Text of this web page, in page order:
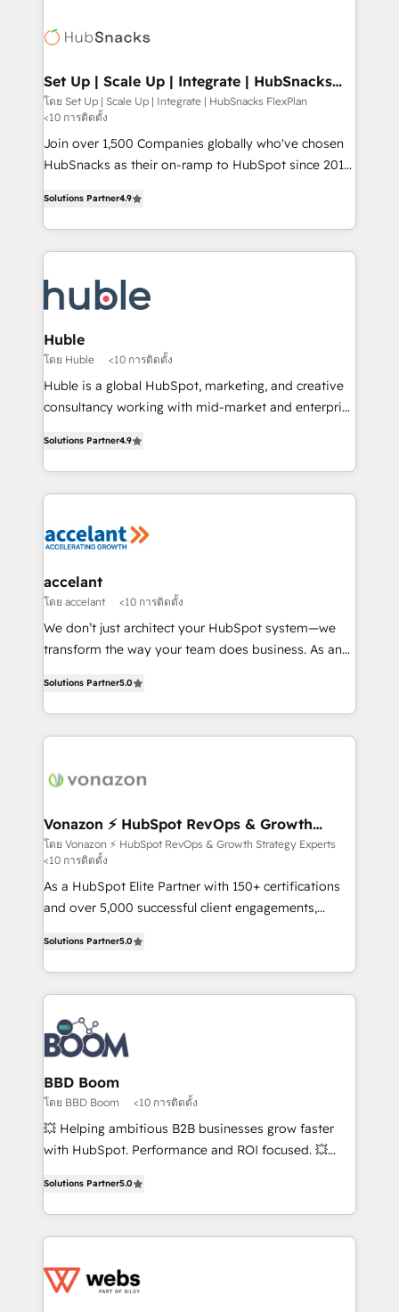
HubSpot COS Performance Award 🏆2014 HubSpot
COS Design Award 🏆2013 HubSpot Marketplace
Partner 📆Founded in 1997
HubSpot development: websites, custom modules,
marketing, advertising, campaigns, content and
design We connect people, data and technology to
improve customer experiences. With our bright
people, exciting ideas and can-do mentality, we
ensure revenue growth on a daily basis. So tell us
team of 100+ experts is ready for you! Driving digital
growth | www.brightdigital.com
Set Up | Scale Up | Integrate | HubSnacks
FlexPlan
โดย Set Up | Scale Up | Integrate | HubSnacks FlexPlan
<10 การติดตั้ง
Join over 1,500 Companies globally who've chosen
HubSnacks as their on-ramp to HubSpot since 2014
1️⃣ Set Up | Onboarding New or Check-fixing existing
HubSpot portals 2️⃣ Scale Up | 100% HubSpot Task
Execution... Global 24/7 ... All Experts 3️⃣ Integrate |
Slash months from your API Integration project... ⬅️
Click "Contact Business" ⬅️ to access 150+ Kickstart
Integration templates that put HubSpot in the center
of your tech stack, syncing... 🛍️ Shopify or
WooCommerce 💲 Stripe or Paypal 💰 Sage or
Netsuite 🤖 Google or Microsoft ✍️ DocuSign or
the rare Advanced "Custom Integrations"
Accreditation, securely sync data across... 🔄 any
new HubSpot portal with Advanced Website and
CRM Migrations using our in-house "HubScrub" Tool.
Solutions Partner4.9
Huble
โดย Huble <10 การติดตั้ง
Huble is a global HubSpot, marketing, and creative
consultancy working with mid-market and enterprise
the strategy, processes, and teams that turn
HubSpot into a genuine growth engine. Named
HubSpot's Global Partner of the Year in 2024,
worldwide, and with over 15 years in the ecosystem,
One company, one operating model, delivering
across offices and consulting teams in the UK, USA,
Canada, Germany, France, Belgium, Singapore, and
South Africa. Certified compliant with ISO/IEC
international offices and 175+ employees.
Solutions Partner4.9
accelant
โดย accelant <10 การติดตั้ง
We don’t just architect your HubSpot system—we
transform the way your team does business. As an
creating tailored, end-to-end CRM solutions that
accelerate growth, improve operational efficiency,
and ensure faster time to value on HubSpot. What
day one, our team takes the time to deeply
strategies that deliver impactful results. Our mission
is to empower you to unlock HubSpot’s full potential
—faster. Through expert training, unmatched
responsiveness, and ongoing support, we equip
your team to adopt new systems with confidence
customer engagement.
Solutions Partner5.0
Vonazon ⚡ HubSpot RevOps & Growth
Strategy Experts
โดย Vonazon ⚡ HubSpot RevOps & Growth Strategy Experts
<10 การติดตั้ง
As a HubSpot Elite Partner with 150+ certifications
and over 5,000 successful client engagements,
measurable, scalable growth. From onboarding to
enterprise-grade campaigns, our in-house team
builds scalable strategies that drive long-term
revenue. ⚙️ HubSpot Integration & Optimization •
Seamless CRM, CMS, and automation setup •
Complex platform migrations and data cleanups •
Custom APIs and third-party integrations 📈 End-to-
End Revenue Acceleration • Lifecycle marketing and
pipeline growth programs • Sales enablement tools
and CRM optimization • Retention strategies with
Execution • 750+ onboardings and 2,000+
implementations • Deep expertise across marketing,
Solutions Partner5.0
BBD Boom
โดย BBD Boom <10 การติดตั้ง
💥 Helping ambitious B2B businesses grow faster
with HubSpot. Performance and ROI focused. 💥
to HubSpot Better. We work with your teams to
solve all your HubSpot challenges and improve user
adoption, sales process and marketing results.
the first time 🔧 Designing and optimising your
Solutions Partner5.0